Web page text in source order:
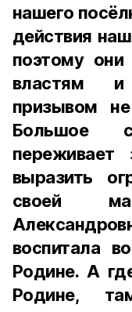
нашего
действия
поэтому
властям и
призывом
Большое
выразить
своей
воспитала
Родине. А
Родине,